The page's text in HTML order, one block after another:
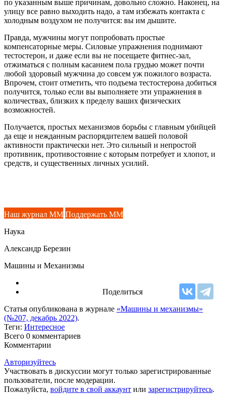
по указанным выше причинам, довольно сложно. Наконец, на
улицу все равно выходить надо, а там избежать контакта с
холодным воздухом не получится: вы им дышите.
Правда, мужчины могут попробовать простые
компенсаторные меры. Силовые упражнения поднимают
тестостерон, и даже если вы не посещаете фитнес-зал,
отжиматься с полным касанием пола грудью может почти
любой здоровый мужчина до совсем уж пожилого возраста.
Впрочем, стоит отметить, что подъема тестостерона добиться
получится, только если вы выполняете эти упражнения в
количествах, близких к пределу ваших физических
возможностей.
Получается, простых механизмов борьбы с главным убийцей
да еще и нежданным распорядителем вашей половой
активности практически нет. Это сильный и непростой
противник, противостояние с которым потребует и хлопот, и
средств, и существенных личных усилий.
Наш журнал ММ Поддержать ММ
Наука
Александр Березин
Машины и Механизмы
Поделиться
Статья опубликована в журнале «Машины и механизмы»
(№207, декабрь 2022).
Теги: Интересное
Всего 0 комментариев
Комментарии
Авторизуйтесь
Участвовать в дискуссии могут только зарегистрированные
пользователи, после модерации.
Пожалуйста, войдите в свой аккаунт или зарегистрируйтесь.